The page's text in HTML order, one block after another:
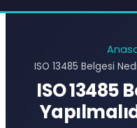
ISO 13485 Belgesi
ISO 13485